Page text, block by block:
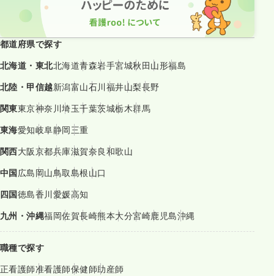
都道府県で探す
北海道・東北北海道青森岩手宮城秋田山形福島
北陸・甲信越新潟富山石川福井山梨長野
関東東京神奈川埼玉千葉茨城栃木群馬
東海愛知岐阜静岡三重
関西大阪京都兵庫滋賀奈良和歌山
中国広島岡山鳥取島根山口
四国徳島香川愛媛高知
九州・沖縄福岡佐賀長崎熊本大分宮崎鹿児島沖縄
職種で探す
正看護師准看護師保健師助産師